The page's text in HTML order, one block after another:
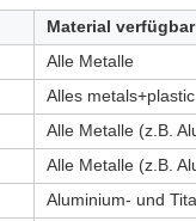
Material verfügbar
Alle Metalle
Alles
Alle Metalle (z.B.
Alle Metalle (z.B.
Aluminium- und